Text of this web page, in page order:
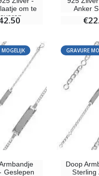
om te
Anker
Geslepen
GRAVURE
Doop
Sterling